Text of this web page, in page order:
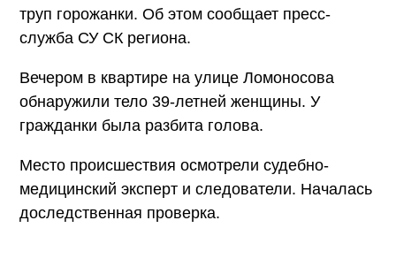
труп горожанки. Об этом сообщает пресс-
служба СУ СК региона.
Вечером в квартире на улице Ломоносова
обнаружили тело 39-летней женщины. У
гражданки была разбита голова.
Место происшествия осмотрели судебно-
медицинский эксперт и следователи. Началась
доследственная проверка.